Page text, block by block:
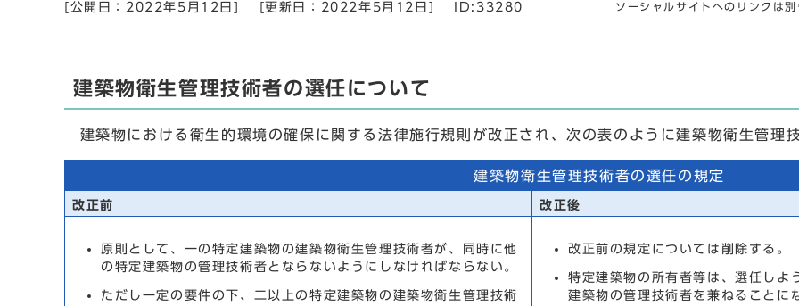
[公開日：2022年5月12日] [更新日：2022年5月12日] ID:33280 ソーシャルサイトへのリンクは
建築物衛生管理技術者の選任について
建築物における衛生的環境の確保に関する法律施行規則が改正され、次の表のように建築物衛生管理
建築物衛生管理技術者の選任の規定
改正前 改正後
原則として、一の特定建築物の建築物衛生管理技術者が、同時に他
の特定建築物の管理技術者とならないようにしなければならない。
ただし一定の要件の下、二以上の特定建築物の建築物衛生管理技術
改正前の規定については削除する。
特定建築物の所有者等は、選任しよ
建築物の管理技術者を兼ねることに